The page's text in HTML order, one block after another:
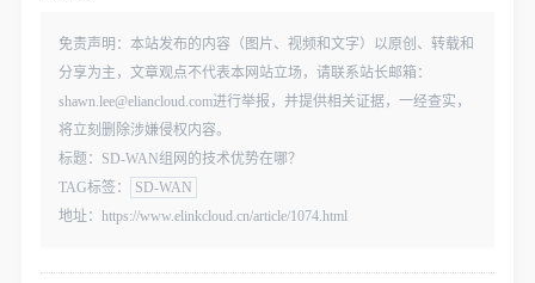
免责声明：本站发布的内容（图片、视频和文字）以原创、转载和
分享为主，文章观点不代表本网站立场，请联系站长邮箱：
shawn.lee@eliancloud.com进行举报，并提供相关证据，一经查实，
将立刻删除涉嫌侵权内容。
标题：SD-WAN组网的技术优势在哪？
TAG标签：
SD-WAN
地址：https://www.elinkcloud.cn/article/1074.html